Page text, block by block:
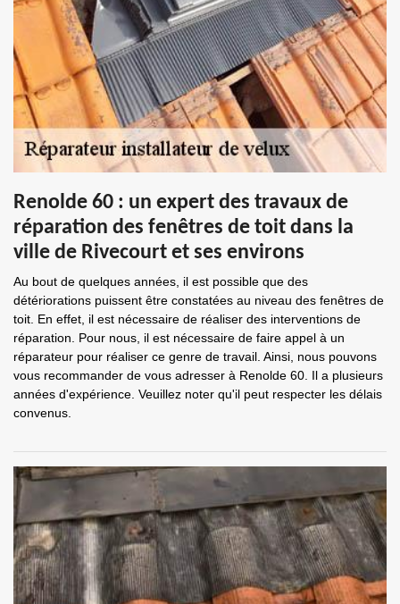
Renolde 60 : un expert des travaux de
réparation des fenêtres de toit dans la
ville de Rivecourt et ses environs
Au bout de quelques années, il est possible que des
détériorations puissent être constatées au niveau des fenêtres de
toit. En effet, il est nécessaire de réaliser des interventions de
réparation. Pour nous, il est nécessaire de faire appel à un
réparateur pour réaliser ce genre de travail. Ainsi, nous pouvons
vous recommander de vous adresser à Renolde 60. Il a plusieurs
années d'expérience. Veuillez noter qu'il peut respecter les délais
convenus.